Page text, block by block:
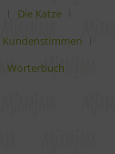
Die Katze
Kundenstimmen
Wörterbuch